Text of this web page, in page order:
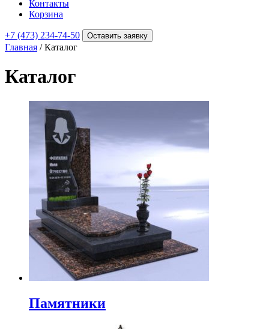
Контакты
Корзина
+7 (473) 234-74-50 Оставить заявку
Главная / Каталог
Каталог
Памятники